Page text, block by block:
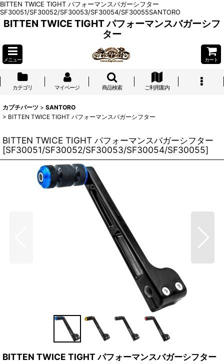
BITTEN TWICE TIGHT パフォーマンスバガーシフター
SF30051/SF30052/SF30053/SF30054/SF30055SANTORO
BITTEN TWICE TIGHT パフォーマンスバガーシフ
ター
メニュー カート
カテゴリ マイページ 商品検索 ご利用案内
カプチパーツ > SANTORO
> BITTEN TWICE TIGHT パフォーマンスバガーシフター
BITTEN TWICE TIGHT パフォーマンスバガーシフター
[SF30051/SF30052/SF30053/SF30054/SF30055]
BITTEN TWICE TIGHT パフォーマンスバガーシフター